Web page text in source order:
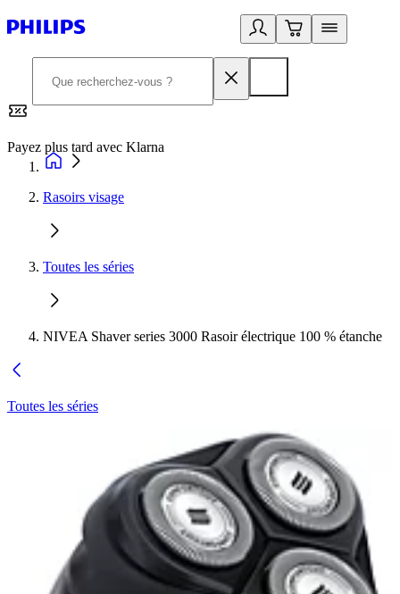
Payez plus tard avec Klarna
Rasoirs visage
Toutes les séries
NIVEA Shaver series 3000 Rasoir électrique 100 % étanche
Toutes les séries